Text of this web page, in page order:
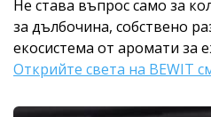
Не става въпрос само за
за дълбочина, собствено
екосистема от аромати за
Открийте света на BEWIT